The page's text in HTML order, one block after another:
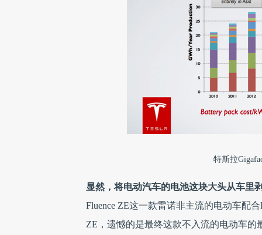
特斯拉
显然，将电动汽车的电池这块大头从车里
Fluence ZE这一款雷诺非主流的电动车配合
ZE，遗憾的是最终这款不入流的电动车的